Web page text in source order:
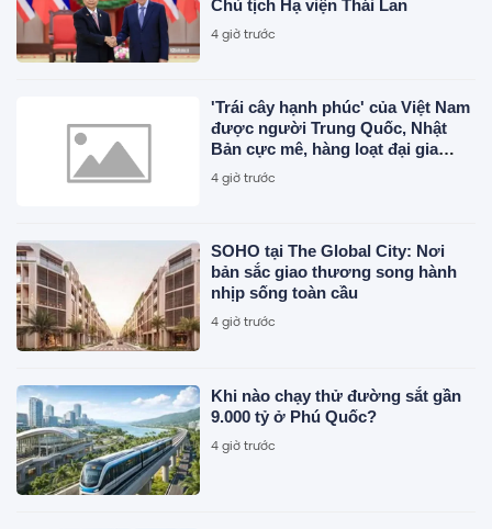
Chủ tịch Hạ viện Thái Lan
4 giờ trước
'Trái cây hạnh phúc' của Việt Nam
được người Trung Quốc, Nhật
Bản cực mê, hàng loạt đại gia
chạy đua mở rộng diện tích
4 giờ trước
SOHO tại The Global City: Nơi
bản sắc giao thương song hành
nhịp sống toàn cầu
4 giờ trước
Khi nào chạy thử đường sắt gần
9.000 tỷ ở Phú Quốc?
4 giờ trước